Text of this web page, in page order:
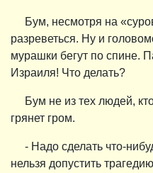
Бум, несмотря на
разреветься. Ну и
мурашки бегут по спине.
Израиля! Что делать?
Бум не из тех людей,
грянет гром.
- Надо сделать что-
нельзя допустить